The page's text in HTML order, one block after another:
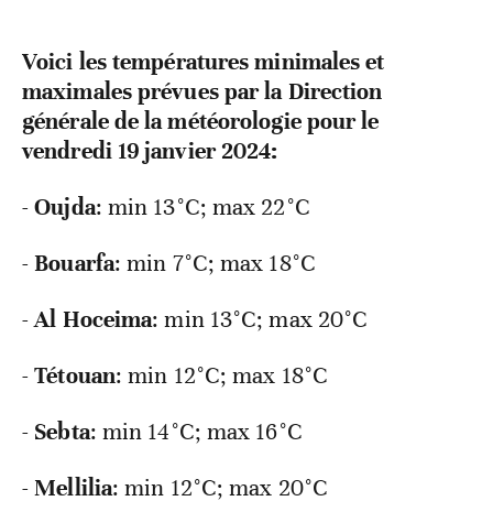
Voici les températures minimales et
maximales prévues par la Direction
générale de la météorologie pour le
vendredi 19 janvier 2024:
-Oujda: min 13°C; max 22°C
-Bouarfa: min 7°C; max 18°C
-Al Hoceima: min 13°C; max 20°C
-Tétouan: min 12°C; max 18°C
- Sebta: min 14°C; max 16°C
-Mellilia: min 12°C; max 20°C